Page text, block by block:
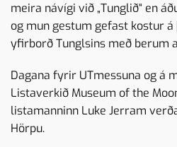
meira návígi við „Tunglið“ en
og mun gestum gefast kostur
yfirborð Tunglsins með berum
Dagana fyrir UTmessuna og á
Listaverkið Museum of the
listamanninn Luke Jerram
Hörpu.